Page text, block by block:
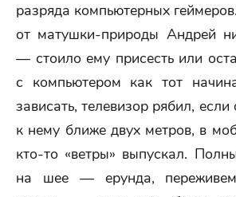
разряда компьютерных
от матушки-природы Андрей
— стоило ему присесть или
с компьютером как тот
зависать, телевизор рябил,
к нему ближе двух метров, в
кто-то «ветры» выпускал.
на шее — ерунда,